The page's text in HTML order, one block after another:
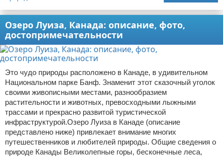
Озеро Луиза, Канада: описание, фото,
достопримечательности
Это чудо природы расположено в Канаде, в удивительном
Национальном парке Банф. Знаменит этот сказочный уголок
своими живописными местами, разнообразием
растительности и животных, превосходными лыжными
трассами и прекрасно развитой туристической
инфраструктурой.Озеро Луиза в Канаде (описание
представлено ниже) привлекает внимание многих
путешественников и любителей природы. Общие сведения о
природе Канады Великолепные горы, бесконечные леса,